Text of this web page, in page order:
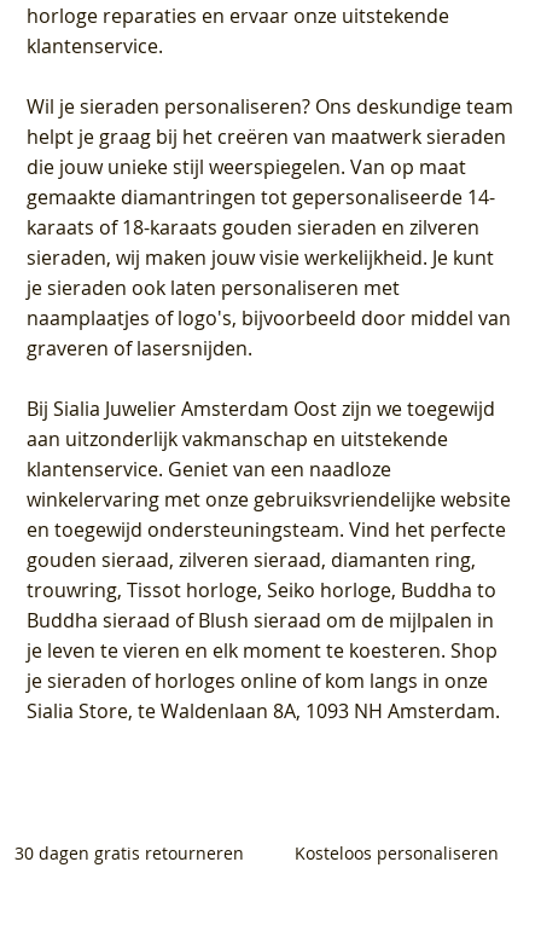
horloge reparaties en ervaar onze uitstekende
klantenservice.
Wil je sieraden personaliseren? Ons deskundige team
helpt je graag bij het creëren van maatwerk sieraden
die jouw unieke stijl weerspiegelen. Van op maat
gemaakte diamantringen tot gepersonaliseerde 14-
karaats of 18-karaats gouden sieraden en zilveren
sieraden, wij maken jouw visie werkelijkheid. Je kunt
je sieraden ook laten personaliseren met
naamplaatjes of logo's, bijvoorbeeld door middel van
graveren of lasersnijden.
BijSialia Juwelier Amsterdam Oostzijn we toegewijd
aan uitzonderlijk vakmanschap en uitstekende
klantenservice. Geniet van een naadloze
winkelervaring met onze gebruiksvriendelijke website
en toegewijd ondersteuningsteam. Vind het perfecte
gouden sieraad, zilveren sieraad, diamanten ring,
trouwring, Tissot horloge, Seiko horloge, Buddha to
Buddha sieraad of Blush sieraad om de mijlpalen in
je leven te vieren en elk moment te koesteren. Shop
je sieraden of horloges online of kom langs in onze
Sialia Store, te Waldenlaan 8A, 1093 NH Amsterdam.
30 dagen gratis retourneren Kosteloos personaliseren